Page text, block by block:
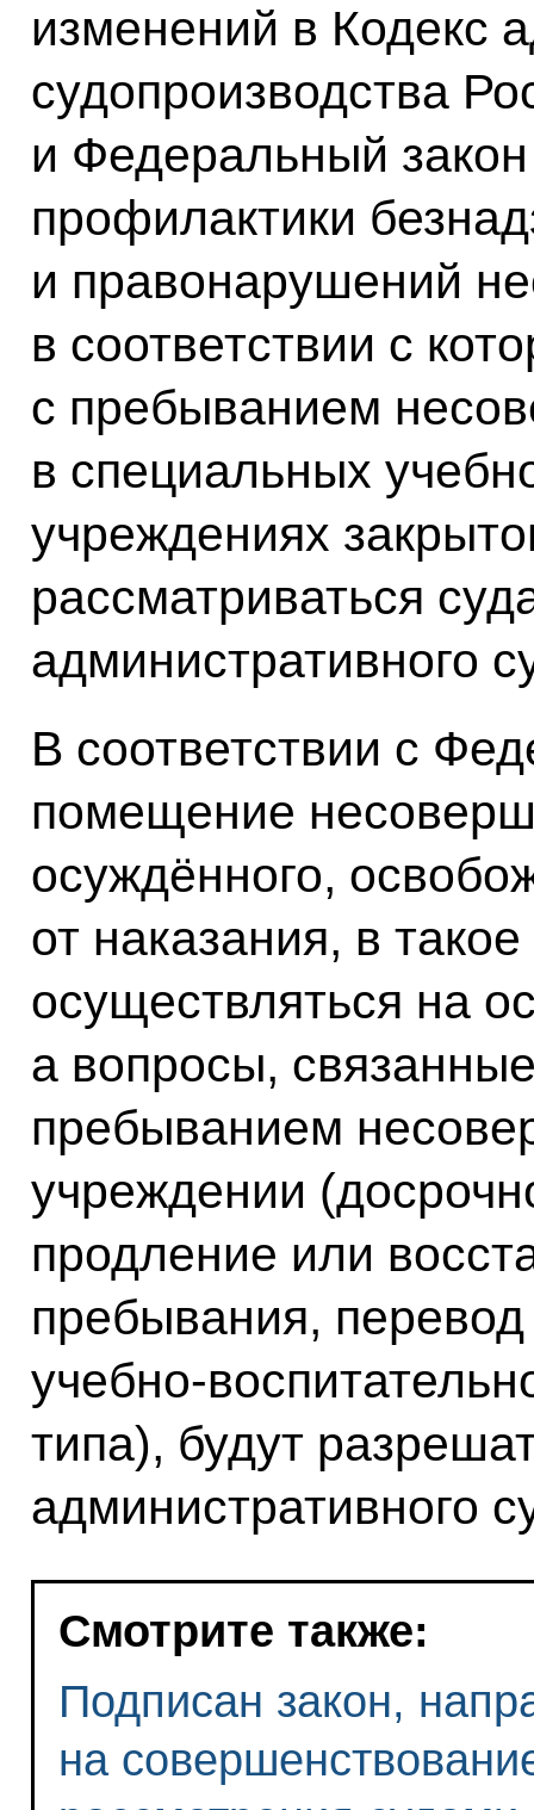
изменений в Кодекс
судопроизводства
и Федеральный
профилактики
и правонарушений
в соответствии с
с пребыванием
в специальных
учреждениях
рассматриваться
административного
В соответствии с
помещение
осуждённого,
от наказания, в
осуществляться на
а вопросы,
пребыванием
учреждении
продление или
пребывания,
учебно-
типа), будут
административного
Смотрите также:
Подписан закон,
на